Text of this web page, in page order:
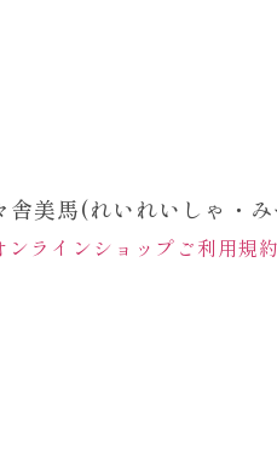
馬(れいれいしゃ・み
ンラインショップご利用規約